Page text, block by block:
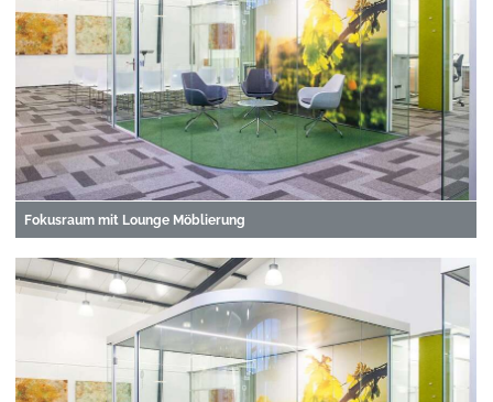
Fokusraum mit Lounge Möblierung